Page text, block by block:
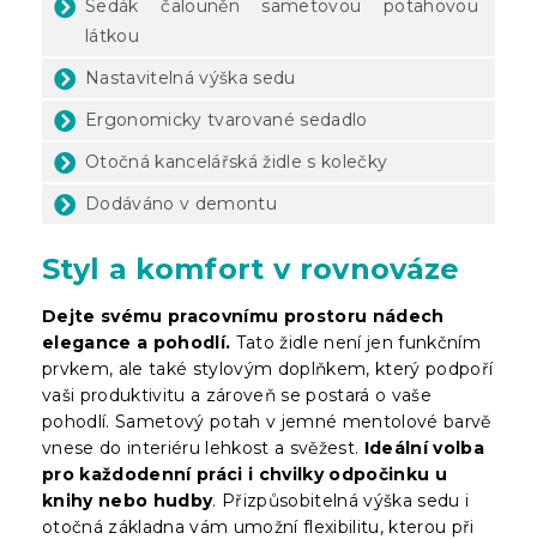
Sedák čalouněn sametovou potahovou
látkou
Nastavitelná výška sedu
Ergonomicky tvarované sedadlo
Otočná kancelářská židle s kolečky
Dodáváno v demontu
Styl a komfort v rovnováze
Dejte svému pracovnímu prostoru nádech
elegance a pohodlí. Tato židle není jen funkčním
prvkem, ale také stylovým doplňkem, který podpoří
vaši produktivitu a zároveň se postará o vaše
pohodlí. Sametový potah v jemné mentolové barvě
vnese do interiéru lehkost a svěžest. Ideální volba
pro každodenní práci i chvilky odpočinku u
knihy nebo hudby. Přizpůsobitelná výška sedu i
otočná základna vám umožní flexibilitu, kterou při